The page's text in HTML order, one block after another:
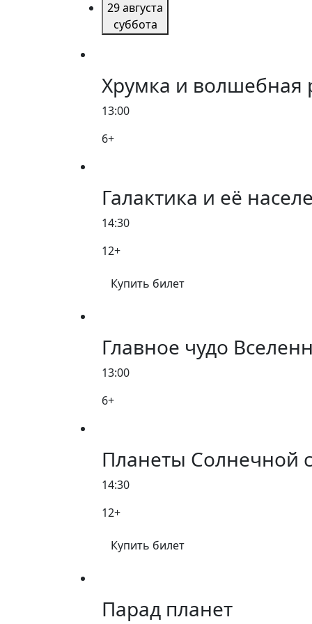
29 августа
суббота
Хрумка и волшебная
13:00
6+
Галактика и её
14:30
12+
Купить билет
Главное чудо
13:00
6+
Планеты Солнечной
14:30
12+
Купить билет
Парад планет